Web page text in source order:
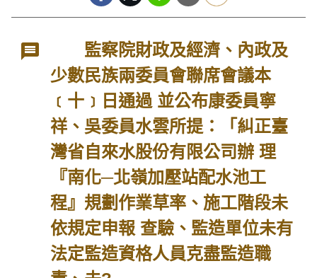
監察院財政及經濟、內政及
少數民族兩委員會聯席會議本
﹝十﹞日通過 並公布康委員寧
祥、吳委員水雲所提：「糾正臺
灣省自來水股份有限公司辦 理
『南化─北嶺加壓站配水池工
程』規劃作業草率、施工階段未
依規定申報 查驗、監造單位未有
法定監造資格人員克盡監造職